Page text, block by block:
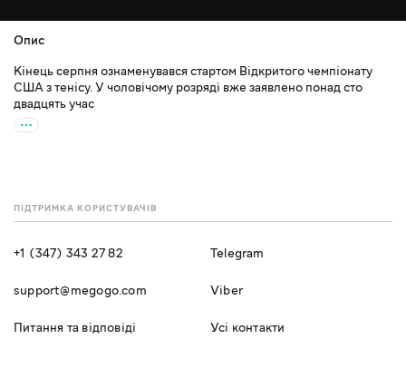
Опис
Кінець серпня ознаменувався стартом Відкритого чемпіонату
США з тенісу. У чоловічому розряді вже заявлено понад сто
двадцять учас
ПІДТРИМКА КОРИСТУВАЧІВ
+1 (347) 343 27 82
support@megogo.com
Питання та відповіді
Telegram
Viber
Усі контакти